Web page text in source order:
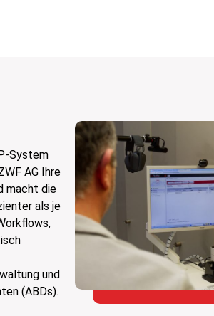
System
AG Ihre
macht die
als je
und
(ABDs).